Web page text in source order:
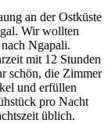
an der Ostküste
Wir wollten
Ngapali.
mit 12 Stunden
schön, die Zimmer
und erfüllen
pro Nacht
üblich.